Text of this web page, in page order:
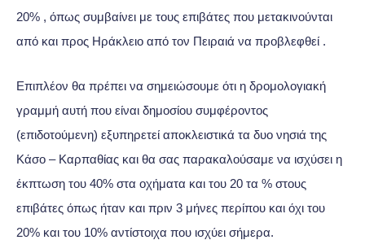
20% , όπως συμβαίνει με τους επιβάτες που μετακινούνται
από και προς Ηράκλειο από τον Πειραιά να προβλεφθεί .
Επιπλέον θα πρέπει να σημειώσουμε ότι η δρομολογιακή
γραμμή αυτή που είναι δημοσίου συμφέροντος
(επιδοτούμενη) εξυπηρετεί αποκλειστικά τα δυο νησιά της
Κάσο – Καρπαθίας και θα σας παρακαλούσαμε να ισχύσει η
έκπτωση του 40% στα οχήματα και του 20 τα % στους
επιβάτες όπως ήταν και πριν 3 μήνες περίπου και όχι του
20% και του 10% αντίστοιχα που ισχύει σήμερα.